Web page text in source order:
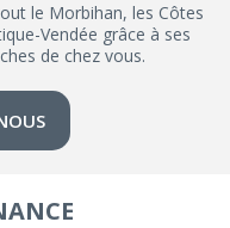
le Morbihan, les Côtes
Vendée grâce à ses
de chez vous.